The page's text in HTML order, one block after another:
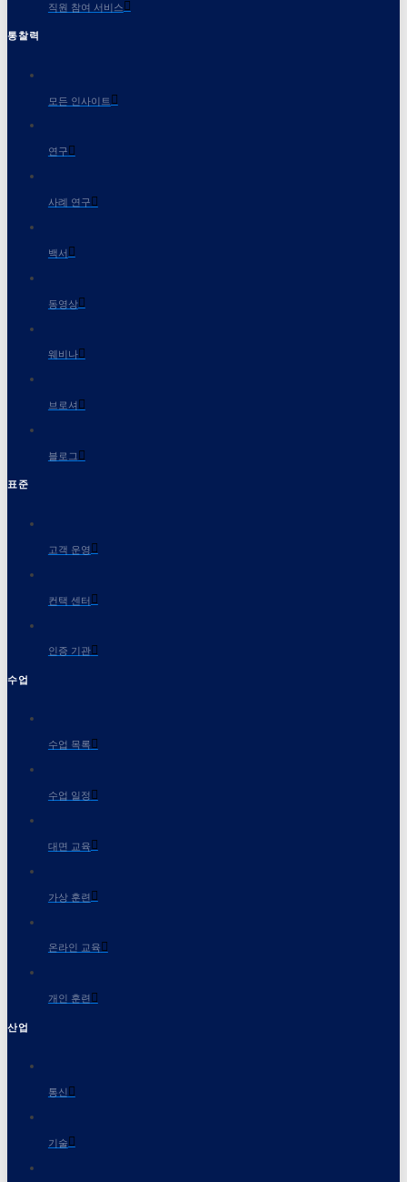
직원 참여 서비스
통찰력
모든 인사이트
연구
사례 연구
백서
동영상
웨비나
브로셔
블로그
표준
고객 운영
컨택 센터
인증 기관
수업
수업 목록
수업 일정
대면 교육
가상 훈련
온라인 교육
개인 훈련
산업
통신
기술